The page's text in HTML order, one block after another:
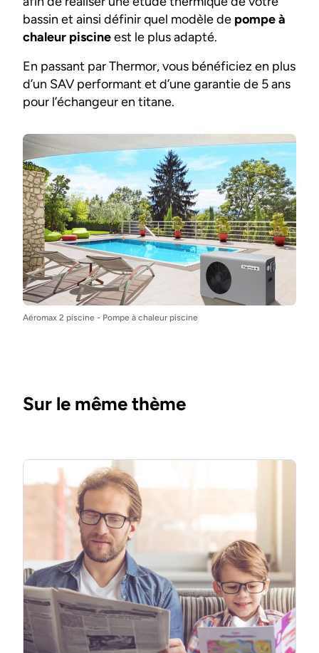
bassin et ainsi définir quel modèle de pompe à
chaleur piscineest le plus adapté.
En passant par Thermor, vous bénéficiez en plus
d’un SAV performant et d’une garantie de 5 ans
pour l’échangeur en titane.
Aéromax 2 piscine - Pompe à chaleur piscine
Sur le même thème